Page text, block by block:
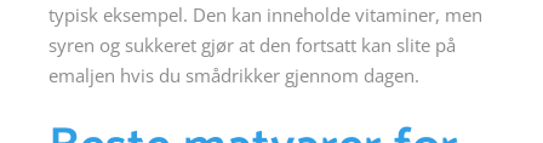
typisk eksempel. Den kan inneholde vitaminer, men
syren og sukkeret gjør at den fortsatt kan slite på
emaljen hvis du smådrikker gjennom dagen.